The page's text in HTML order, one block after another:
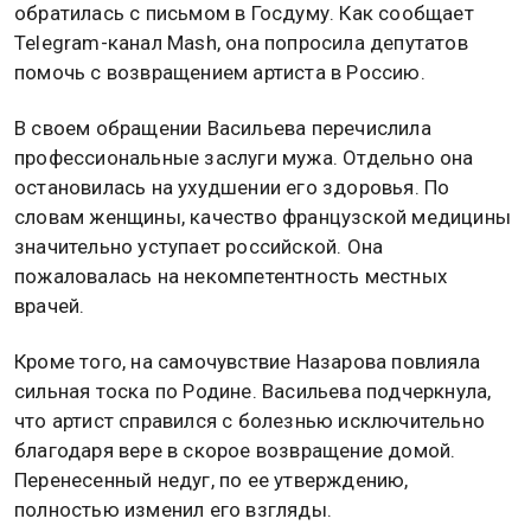
обратилась с письмом в Госдуму. Как сообщает
Telegram-канал Mash, она попросила депутатов
помочь с возвращением артиста в Россию.
В своем обращении Васильева перечислила
профессиональные заслуги мужа. Отдельно она
остановилась на ухудшении его здоровья. По
словам женщины, качество французской медицины
значительно уступает российской. Она
пожаловалась на некомпетентность местных
врачей.
Кроме того, на самочувствие Назарова повлияла
сильная тоска по Родине. Васильева подчеркнула,
что артист справился с болезнью исключительно
благодаря вере в скорое возвращение домой.
Перенесенный недуг, по ее утверждению,
полностью изменил его взгляды.